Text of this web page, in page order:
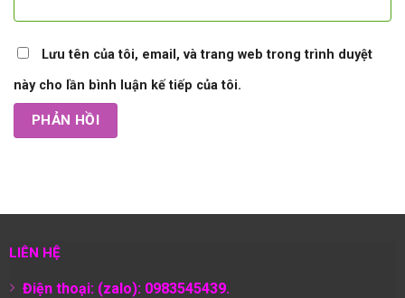
Lưu tên của tôi, email, và trang web trong trình duyệt
này cho lần bình luận kế tiếp của tôi.
LIÊN HỆ
Điện thoại: (zalo): 0983545439.